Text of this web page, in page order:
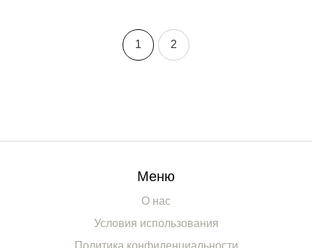
1 2
Меню
О нас
Условия использования
Политика конфиденциальности